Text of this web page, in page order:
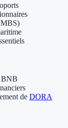
BNB
de DORA